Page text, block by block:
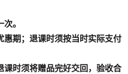
。
；退课时须按当时实际支付
须将赠品完好交回，验收合